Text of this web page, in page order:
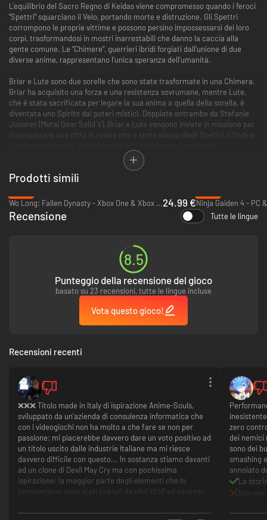
L’equilibrio del Sacro Regno di Keidas viene compromesso quando i feroci
“Spettri” squarciano il Velo, portando morte e distruzione. Gli Spettri
corrompono le proprie vittime e possono persino impossessarsi dei loro
corpi, trasformandosi in mostri inarrestabili che danno la caccia alla
gente comune. Le “Chimere”, guerrieri ibridi forgiati dall’unione di due
diverse anime, rappresentano l’unica speranza dell’umanità.
Briar e Lute sono due sorelle che sono state trasformate in una Chimera.
Briar ha acquisito una forza e una resistenza sovrumane, mentre Lute,
che è stata sacrificata per legare la sua anima a quella della sorella, è
diventata uno Spirito dai poteri mistici. Doppiate entrambe da Stefanie
Joosten (Metal Gear Solid V), Briar e Lute vengono inviate in missione per
riconquistare una città in rovina che è stata invasa dagli Spettri. L’Ordine
- Combatti all’unisono - Controlla contemporaneamente entrambi i
domina il campo di battaglia con i suoi poteri ultraterreni. Combinando le
loro abilità da Chimera le renderai in grado di trasformarsi nel corso del
combattimento, spingendosi oltre i propri limiti.
Esplora la città di Ilden - Svela i segreti e risolvi i misteri di una
tentacolare città in rovina. Uno Squarcio nel cielo si è aperto al di sopra di
Ilden. Facendosi strada attraverso la città, Briar e Lute scopriranno che
lo Squarcio corrompe e distorce ogni cosa.
- Un’ambientazione dark fantasy - La storia del legame indissolubile tra
due sorelle in un mondo cupo e sinistro, impreziosito da una direzione
artistica ispirata ai classici del dark fantasy giapponese.
invaso il mondo squarciando il Velo. Fai uso delle “auree” di Lute per
- Scopri come tutto è iniziato - Nel corso del gioco, Briar e Lute
scopriranno la verità sulle proprie origini e sul proprio potere, ma non sarà
facile per loro rimanere fedeli a se stesse.
Prodotti simili
Wo Long: Fallen Dynasty - Xbox One & Xbox Series X|S24.99 €
Recensione Tutte le lingue
8.5
Punteggio della recensione del gioco
basato su 23 recensioni, tutte le lingue incluse
Vota questo gioco!
Recensioni recenti
❌❌❌ Titolo made in Italy di ispirazione Anime-Souls,
sviluppato da un'azienda di consulenza informatica che
con i videogiochi non ha molto a che fare se non per
passione: mi piacerebbe davvero dare un voto positivo ad
un titolo uscito dalle industrie Italiane ma mi riesce
davvero difficile con questo... In sostanza stiamo davanti
ad un clone di Devil May Cry ma con pochissima
ispirazione: la maggior parte degli elementi che lo
compongono sono stati copiati da altri titoli ed essendo
cozzare male fra loro ogni volta che si presentano in
zero
dei nemici
sono dei
smashing
annoiato
La